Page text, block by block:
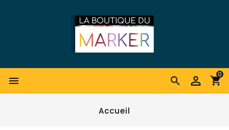


0
Accueil